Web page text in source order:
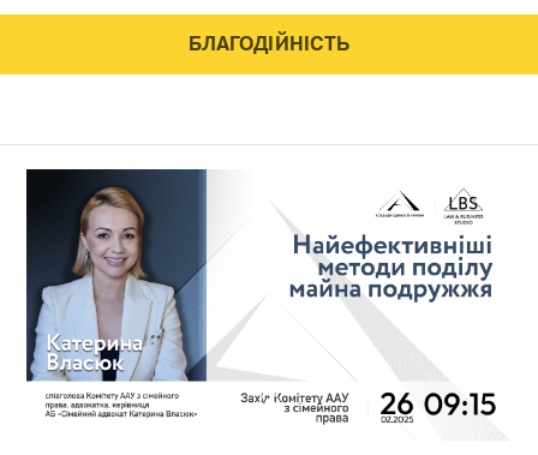
БЛАГОДІЙНІСТЬ